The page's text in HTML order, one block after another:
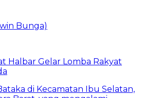
Halbar Gelar Lomba Rakyat